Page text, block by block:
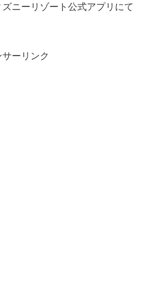
ニーリゾート公式アプリにて
サーリンク